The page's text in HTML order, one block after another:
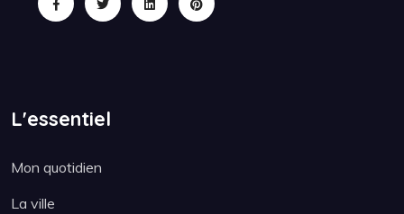
L'essentiel
Mon quotidien
La ville